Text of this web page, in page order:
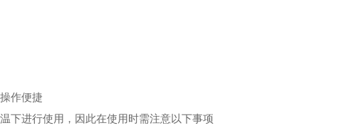
作便捷
下进行使用，因此在使用时需注意以下事项